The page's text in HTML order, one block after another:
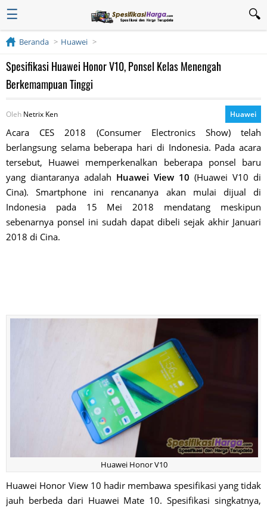
☰
Beranda Huawei
Spesifikasi Huawei Honor V10, Ponsel Kelas Menengah
Berkemampuan Tinggi
Oleh Netrix Ken Huawei
Acara CES 2018 (Consumer Electronics Show) telah
berlangsung selama beberapa hari di Indonesia. Pada acara
tersebut, Huawei memperkenalkan beberapa ponsel baru
yang diantaranya adalah Huawei View 10 (Huawei V10 di
Cina). Smartphone ini rencananya akan mulai dijual di
Indonesia pada 15 Mei 2018 mendatang meskipun
sebenarnya ponsel ini sudah dapat dibeli sejak akhir Januari
2018 di Cina.
Huawei Honor V10
Huawei Honor View 10 hadir membawa spesifikasi yang tidak
jauh berbeda dari Huawei Mate 10. Spesifikasi singkatnya,